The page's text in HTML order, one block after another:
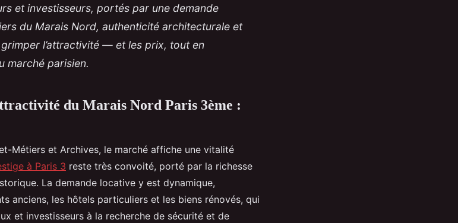
et investisseurs, portés par une demande
du Marais Nord, authenticité architecturale et
l’attractivité — et les prix, tout en
marché parisien.
du Marais Nord Paris 3ème :
Métiers et Archives, le marché affiche une vitalité
à Paris 3 reste très convoité, porté par la richesse
La demande locative y est dynamique,
anciens, les hôtels particuliers et les biens rénovés, qui
et investisseurs à la recherche de sécurité et de